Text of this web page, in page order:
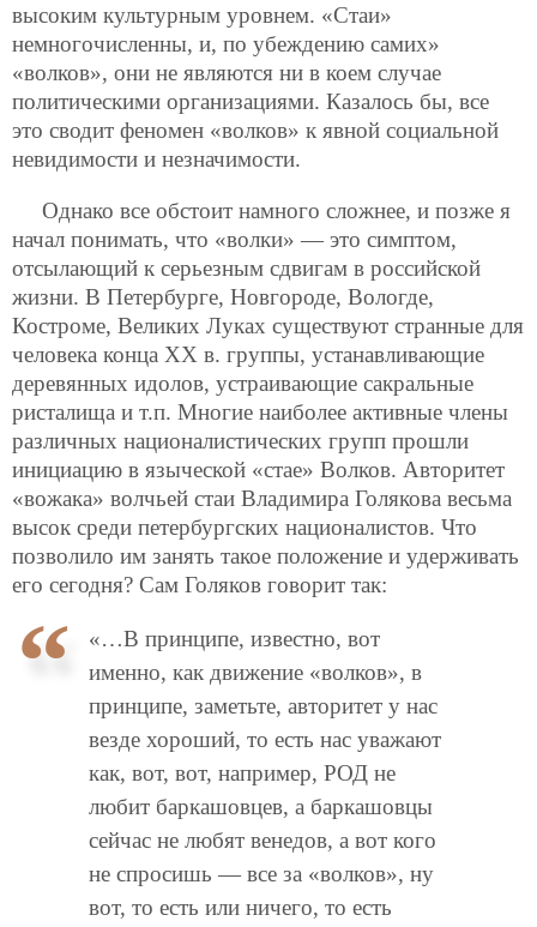
высоким культурным уровнем. «Стаи»
немногочисленны, и, по убеждению самих»
«волков», они не являются ни в коем случае
политическими организациями. Казалось бы, все
это сводит феномен «волков» к явной социальной
невидимости и незначимости.
Однако все обстоит намного сложнее, и позже я
начал понимать, что «волки» — это симптом,
отсылающий к серьезным сдвигам в российской
жизни. В Петербурге, Новгороде, Вологде,
Костроме, Великих Луках существуют странные для
человека конца ХХ в. группы, устанавливающие
деревянных идолов, устраивающие сакральные
ристалища и т.п. Многие наиболее активные члены
различных националистических групп прошли
инициацию в языческой «стае» Волков. Авторитет
«вожака» волчьей стаи Владимира Голякова весьма
высок среди петербургских националистов. Что
позволило им занять такое положение и удерживать
его сегодня? Сам Голяков говорит так:
«…В принципе, известно, вот
именно, как движение «волков», в
принципе, заметьте, авторитет у нас
везде хороший, то есть нас уважают
как, вот, вот, например, РОД не
любит баркашовцев, а баркашовцы
сейчас не любят венедов, а вот кого
не спросишь — все за «волков», ну
вот, то есть или ничего, то есть